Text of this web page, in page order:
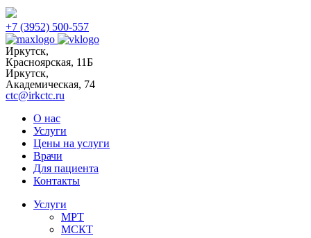
+7 (3952) 500-557
Иркутск,
Красноярская, 11Б
Иркутск,
Академическая, 74
ctc@irkctc.ru
О нас
Услуги
Цены на услуги
Врачи
Для пациента
Контакты
Услуги
МРТ
МСКТ